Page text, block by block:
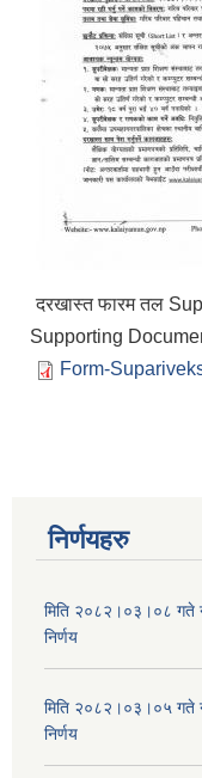
दरखास्त फारम तल
Supporting
Form-
निर्णयहरु
मिति २०८२।०३।०८ गते
निर्णय
मिति २०८२।०३।०५ गते
निर्णय